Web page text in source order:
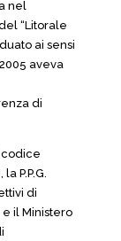
nel
“Litorale
ai sensi
aveva
di
codice
P.P.G.
di
il Ministero